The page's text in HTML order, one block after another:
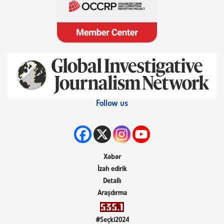
Follow us
Xəbər
İzah edirik
Detallı
Araşdırma
#Seçki2024